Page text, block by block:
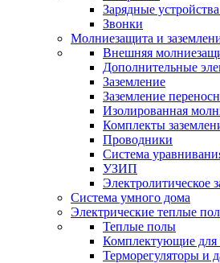
Зарядные
Звонки
Молниезащита и
Внешняя
Дополнительные
Заземление
Заземление
Изолированная
Комплекты
Проводники
Система
УЗИП
Электролитическое
Система умного дома
Электрические теплые
Теплые полы
Комплектующие для
Терморегуляторы и